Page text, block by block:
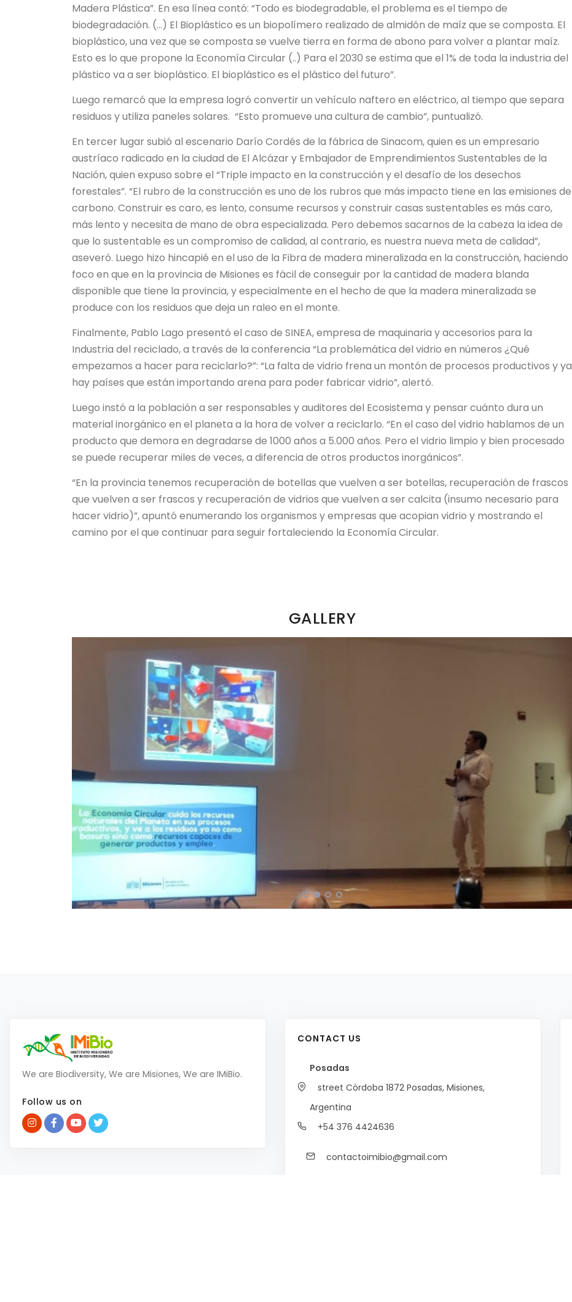
Madera Plástica”. En esa línea contó: “Todo es biodegradable, el problema es el tiempo de
biodegradación. (…) El Bioplástico es un biopolímero realizado de almidón de maíz que se composta. El
bioplástico, una vez que se composta se vuelve tierra en forma de abono para volver a plantar maíz.
Esto es lo que propone la Economía Circular (..) Para el 2030 se estima que el 1% de toda la industria del
plástico va a ser bioplástico. El bioplástico es el plástico del futuro”.
Luego remarcó que la empresa logró convertir un vehículo naftero en eléctrico, al tiempo que separa
residuos y utiliza paneles solares. “Esto promueve una cultura de cambio”, puntualizó.
En tercer lugar subió al escenario Darío Cordés de la fábrica de Sinacom, quien es un empresario
austríaco radicado en la ciudad de El Alcázar y Embajador de Emprendimientos Sustentables de la
Nación, quien expuso sobre el “Triple impacto en la construcción y el desafío de los desechos
forestales”. “El rubro de la construcción es uno de los rubros que más impacto tiene en las emisiones de
carbono. Construir es caro, es lento, consume recursos y construir casas sustentables es más caro,
más lento y necesita de mano de obra especializada. Pero debemos sacarnos de la cabeza la idea de
que lo sustentable es un compromiso de calidad, al contrario, es nuestra nueva meta de calidad”,
aseveró. Luego hizo hincapié en el uso de la Fibra de madera mineralizada en la construcción, haciendo
foco en que en la provincia de Misiones es fácil de conseguir por la cantidad de madera blanda
disponible que tiene la provincia, y especialmente en el hecho de que la madera mineralizada se
produce con los residuos que deja un raleo en el monte.
Finalmente, Pablo Lago presentó el caso de SINEA, empresa de maquinaria y accesorios para la
Industria del reciclado, a través de la conferencia “La problemática del vidrio en números ¿Qué
empezamos a hacer para reciclarlo?”: “La falta de vidrio frena un montón de procesos productivos y ya
hay países que están importando arena para poder fabricar vidrio”, alertó.
Luego instó a la población a ser responsables y auditores del Ecosistema y pensar cuánto dura un
material inorgánico en el planeta a la hora de volver a reciclarlo. “En el caso del vidrio hablamos de un
producto que demora en degradarse de 1000 años a 5.000 años. Pero el vidrio limpio y bien procesado
se puede recuperar miles de veces, a diferencia de otros productos inorgánicos”.
“En la provincia tenemos recuperación de botellas que vuelven a ser botellas, recuperación de frascos
que vuelven a ser frascos y recuperación de vidrios que vuelven a ser calcita (insumo necesario para
hacer vidrio)”, apuntó enumerando los organismos y empresas que acopian vidrio y mostrando el
camino por el que continuar para seguir fortaleciendo la Economía Circular.
GALLERY
We are Biodiversity, We are Misiones, We are IMiBio.
Follow us on
CONTACT US
Posadas
street Córdoba 1872 Posadas, Misiones,
Argentina
+54 376 4424636
contactoimibio@gmail.com